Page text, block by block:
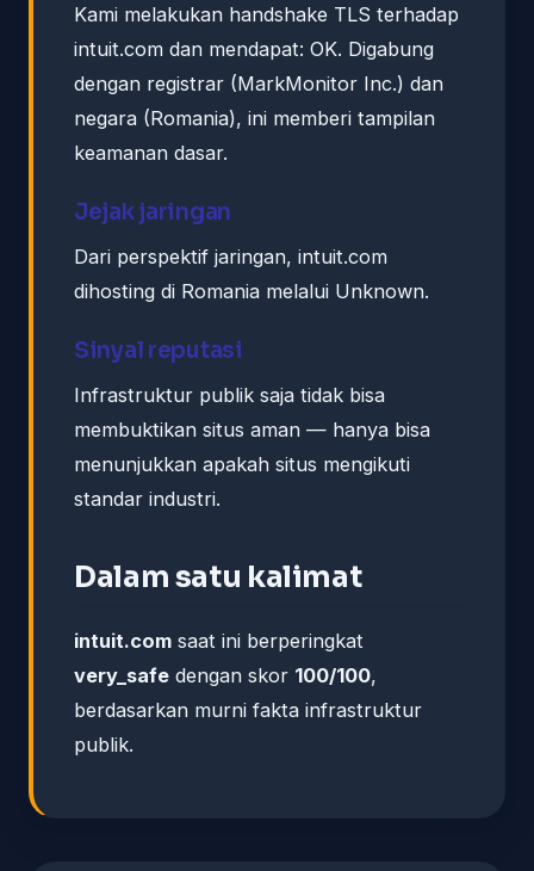
Kami melakukan handshake TLS terhadap
intuit.com dan mendapat: OK. Digabung
dengan registrar (MarkMonitor Inc.) dan
negara (Romania), ini memberi tampilan
keamanan dasar.
Jejak jaringan
Dari perspektif jaringan, intuit.com
dihosting di Romania melalui Unknown.
Sinyal reputasi
Infrastruktur publik saja tidak bisa
membuktikan situs aman — hanya bisa
menunjukkan apakah situs mengikuti
standar industri.
Dalam satu kalimat
intuit.com saat ini berperingkat
very_safe dengan skor 100/100,
berdasarkan murni fakta infrastruktur
publik.